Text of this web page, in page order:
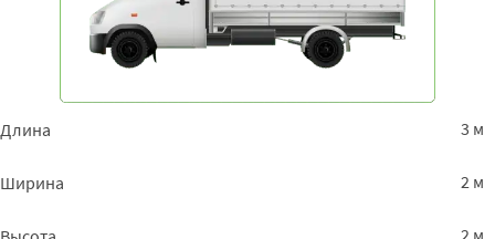
Длина 3 м
Ширина 2 м